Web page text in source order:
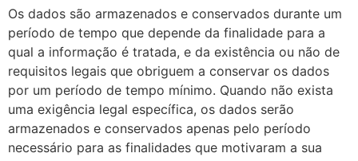
Os dados são armazenados e conservados durante um
período de tempo que depende da finalidade para a
qual a informação é tratada, e da existência ou não de
requisitos legais que obriguem a conservar os dados
por um período de tempo mínimo. Quando não exista
uma exigência legal específica, os dados serão
armazenados e conservados apenas pelo período
necessário para as finalidades que motivaram a sua